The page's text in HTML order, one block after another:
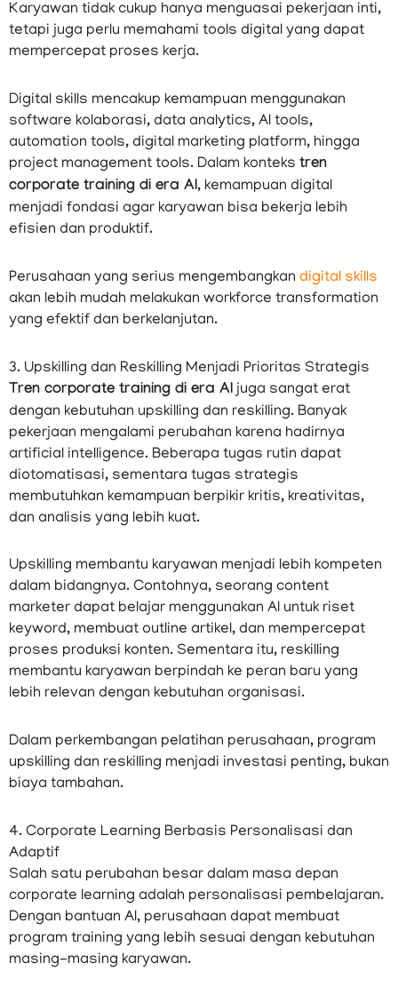
Karyawan tidak cukup hanya menguasai pekerjaan inti,
tetapi juga perlu memahami tools digital yang dapat
mempercepat proses kerja.
Digital skills mencakup kemampuan menggunakan
software kolaborasi, data analytics, AI tools,
automation tools, digital marketing platform, hingga
project management tools. Dalam konteks tren
corporate training di era AI, kemampuan digital
menjadi fondasi agar karyawan bisa bekerja lebih
efisien dan produktif.
Perusahaan yang serius mengembangkan digital skills
akan lebih mudah melakukan workforce transformation
yang efektif dan berkelanjutan.
3. Upskilling dan Reskilling Menjadi Prioritas Strategis
Tren corporate training di era AI juga sangat erat
dengan kebutuhan upskilling dan reskilling. Banyak
pekerjaan mengalami perubahan karena hadirnya
artificial intelligence. Beberapa tugas rutin dapat
diotomatisasi, sementara tugas strategis
membutuhkan kemampuan berpikir kritis, kreativitas,
dan analisis yang lebih kuat.
Upskilling membantu karyawan menjadi lebih kompeten
dalam bidangnya. Contohnya, seorang content
marketer dapat belajar menggunakan AI untuk riset
keyword, membuat outline artikel, dan mempercepat
proses produksi konten. Sementara itu, reskilling
membantu karyawan berpindah ke peran baru yang
lebih relevan dengan kebutuhan organisasi.
Dalam perkembangan pelatihan perusahaan, program
upskilling dan reskilling menjadi investasi penting, bukan
biaya tambahan.
4. Corporate Learning Berbasis Personalisasi dan
Adaptif
Salah satu perubahan besar dalam masa depan
corporate learning adalah personalisasi pembelajaran.
Dengan bantuan AI, perusahaan dapat membuat
program training yang lebih sesuai dengan kebutuhan
masing-masing karyawan.